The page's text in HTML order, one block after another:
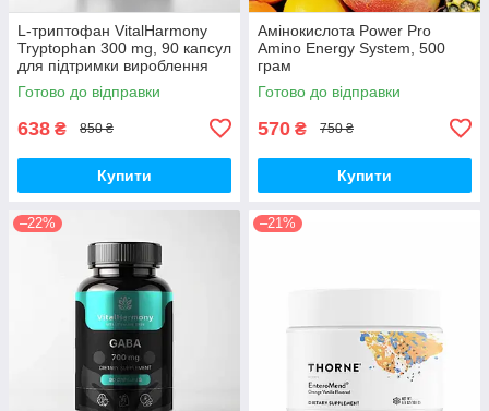
L-триптофан VitalHarmony
Tryptophan 300 mg, 90 капсул
для підтримки вироблення
серотоніну
Готово до відправки
638 ₴ 850 ₴
Купити
Амінокислота Power Pro
Amino Energy System, 500
грам
Готово до відправки
570 ₴ 750 ₴
Купити
–22% –21%